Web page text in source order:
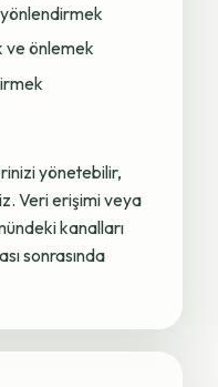
ve önlemek
yönetebilir,
Veri erişimi veya
kanalları
sonrasında